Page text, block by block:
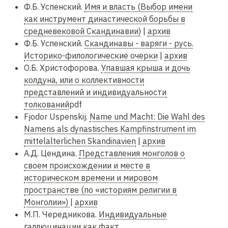
Ф.Б. Успенский. Имя и власть (Выбор имени
как инструмент династической борьбы в
средневековой Скандинавии)
архив
Ф.Б. Успенский. Скандинавы - варяги - русь.
Историко-филологические очерки
архив
О.Б. Христофорова. Упавшая крыша и дочь
колдуна, или о коллективности
представлений и индивидуальности
толкованийpdf
Fjodor Uspenskij. Name und Macht: Die Wahl des
Namens als dynastisches Kampfinstrument im
mittelalterlichen Skandinavien
архив
А.Д. Цендина. Представления монголов о
своем происхождении и месте в
историческом времени и мировом
пространстве (по «историям религии в
Монголии»)
архив
М.П. Чередникова. Индивидуальные